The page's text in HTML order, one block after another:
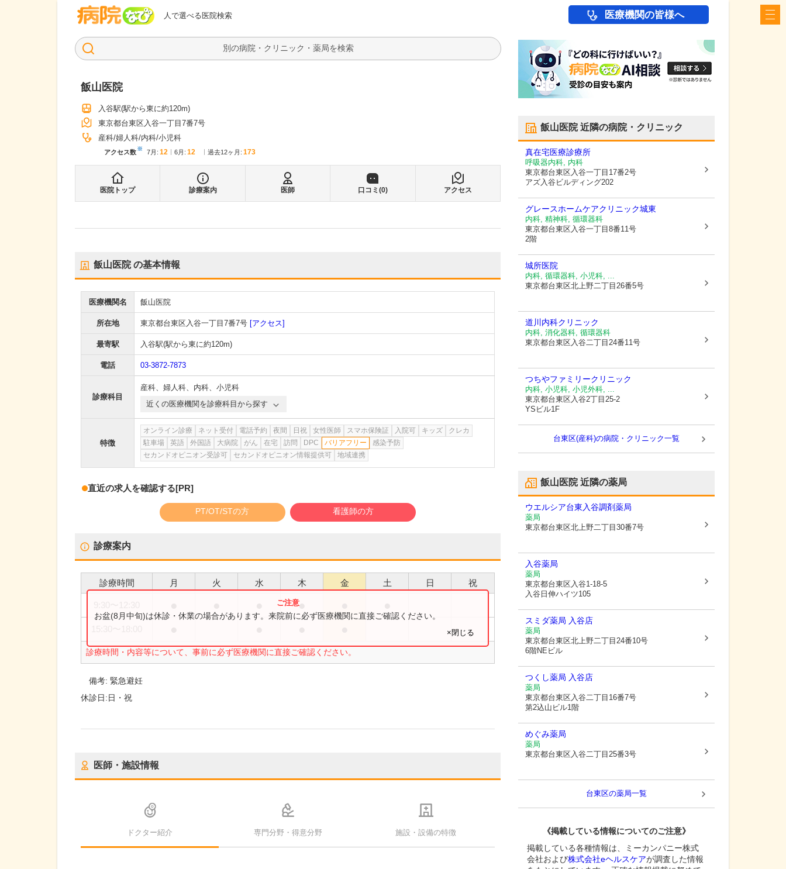
人で選べる医院検索
病院なび 医療機関の皆様へ
検索
飯山医院
入谷駅(駅から東に約120m)
東京都台東区入谷一丁目7番7号
産科 婦人科 内科 小児科
アクセス数※ 7月 : 12 6月 : 12 過去12ヶ月: 173
医院トップ 診療案内 医師 口コミ(0) アクセス
飯山医院の基本情報
医療機関名 飯山医院
所在地 東京都台東区入谷一丁目7番7号 [アクセス]
最寄駅 入谷駅(駅から東に約120m)
電話 03-3872-7873
診療科目
産科、 婦人科、 内科、 小児科
近くの医療機関を診療科目から探す
特徴
オンライン診療 ネット受付 電話予約 夜間 日祝 女性医師 スマホ保険証 入院可 キッズ
クレカ
駐車場
英語 外国語 大病院 がん 在宅 訪問 DPC バリアフリー
感染予防
セカンドオピニオン受診可
セカンドオピニオン情報提供可 地域連携
直近の求人を確認する[PR]
PT/OT/STの方 看護師の方
診療案内
診療時間 月 火 水 木 金 土 日 祝
●
診療時間・内容等について、事前に必ず医療機関に直接ご確認ください。
お盆(8月中旬)は休診・休業の場合があります。来院前に必ず医療機関に直接ご確認ください。
×閉じる
備考: 緊急避妊
休診日:日・祝
医師・施設情報
ドクター紹介 専門分野・得意分野 施設・設備の特徴
飯山医院近隣の病院・クリニック
真在宅医療診療所
呼吸器内科, 内科
東京都台東区入谷一丁目17番2号
アズ入谷ビルディング202
グレースホームケアクリニック城東
内科, 精神科, 循環器科
東京都台東区入谷一丁目8番11号
2階
城所医院
内科, 循環器科, 小児科, ...
東京都台東区北上野二丁目26番5号
道川内科クリニック
内科, 消化器科, 循環器科
東京都台東区入谷二丁目24番11号
つちやファミリークリニック
内科, 小児科, 小児外科, ...
東京都台東区入谷2丁目25-2
YSビル1F
台東区(産科)の病院・クリニック一覧
飯山医院近隣の薬局
ウエルシア台東入谷調剤薬局
薬局
東京都台東区北上野二丁目30番7号
入谷薬局
薬局
東京都台東区入谷1-18-5
入谷日伸ハイツ105
スミダ薬局 入谷店
薬局
東京都台東区北上野二丁目24番10号
6階NEビル
つくし薬局 入谷店
薬局
東京都台東区入谷二丁目16番7号
第2込山ビル1階
めぐみ薬局
薬局
東京都台東区入谷二丁目25番3号
台東区の薬局一覧
《掲載している情報についてのご注意》
掲載している各種情報は、ミーカンパニー株式
会社および株式会社eヘルスケアが調査した情報